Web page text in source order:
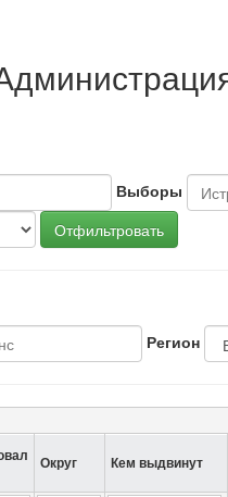
Выборы
Отфильтровать
Регион
Округ Кем выдвинут